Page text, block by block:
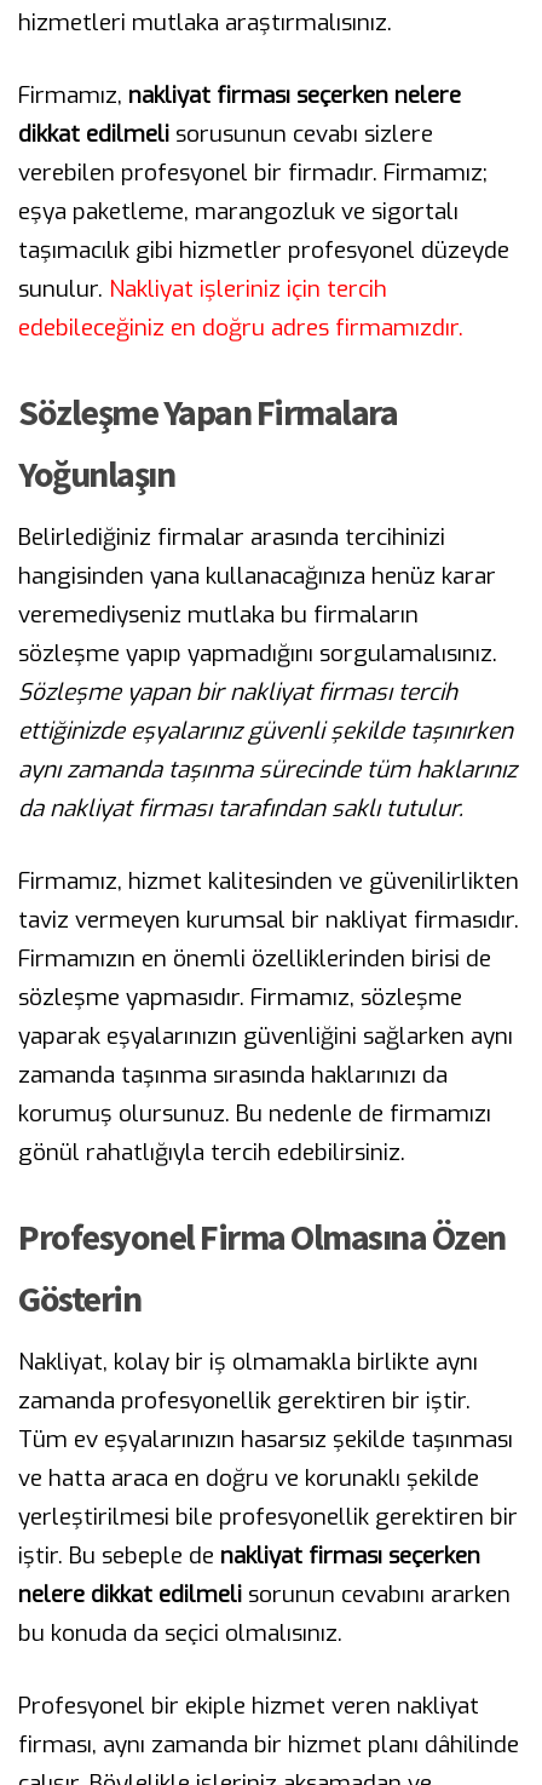
hizmetleri mutlaka araştırmalısınız.
Firmamız, nakliyat firması seçerken nelere
dikkat edilmeli sorusunun cevabı sizlere
verebilen profesyonel bir firmadır. Firmamız;
eşya paketleme, marangozluk ve sigortalı
taşımacılık gibi hizmetler profesyonel düzeyde
sunulur. Nakliyat işleriniz için tercih
edebileceğiniz en doğru adres firmamızdır.
Sözleşme Yapan Firmalara
Yoğunlaşın
Belirlediğiniz firmalar arasında tercihinizi
hangisinden yana kullanacağınıza henüz karar
veremediyseniz mutlaka bu firmaların
sözleşme yapıp yapmadığını sorgulamalısınız.
Sözleşme yapan bir nakliyat firması tercih
ettiğinizde eşyalarınız güvenli şekilde taşınırken
aynı zamanda taşınma sürecinde tüm haklarınız
da nakliyat firması tarafından saklı tutulur.
Firmamız, hizmet kalitesinden ve güvenilirlikten
taviz vermeyen kurumsal bir nakliyat firmasıdır.
Firmamızın en önemli özelliklerinden birisi de
sözleşme yapmasıdır. Firmamız, sözleşme
yaparak eşyalarınızın güvenliğini sağlarken aynı
zamanda taşınma sırasında haklarınızı da
korumuş olursunuz. Bu nedenle de firmamızı
gönül rahatlığıyla tercih edebilirsiniz.
Profesyonel Firma Olmasına Özen
Gösterin
Nakliyat, kolay bir iş olmamakla birlikte aynı
zamanda profesyonellik gerektiren bir iştir.
Tüm ev eşyalarınızın hasarsız şekilde taşınması
ve hatta araca en doğru ve korunaklı şekilde
yerleştirilmesi bile profesyonellik gerektiren bir
iştir. Bu sebeple de nakliyat firması seçerken
nelere dikkat edilmeli sorunun cevabını ararken
bu konuda da seçici olmalısınız.
Profesyonel bir ekiple hizmet veren nakliyat
firması, aynı zamanda bir hizmet planı dâhilinde